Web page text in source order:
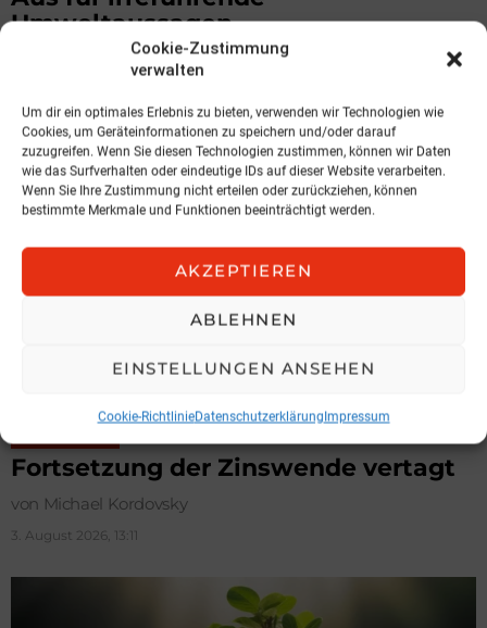
Cookie-Zustimmung
verwalten
Um dir ein optimales Erlebnis zu bieten, verwenden wir Technologien wie
Cookies, um Geräteinformationen zu speichern und/oder darauf
zuzugreifen. Wenn Sie diesen Technologien zustimmen, können wir Daten
wie das Surfverhalten oder eindeutige IDs auf dieser Website verarbeiten.
Wenn Sie Ihre Zustimmung nicht erteilen oder zurückziehen, können
bestimmte Merkmale und Funktionen beeinträchtigt werden.
AKZEPTIEREN
ABLEHNEN
EINSTELLUNGEN ANSEHEN
Cookie-RichtlinieDatenschutzerklärungImpressum
Umweltaussagen
von Andreas Dolezal, Certified Sustainability Management
5. August 2026, 15:01
Fortsetzung der Zinswende vertagt
von Michael Kordovsky
3. August 2026, 13:11